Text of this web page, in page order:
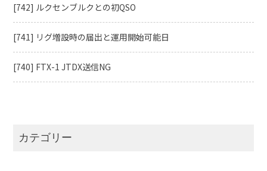
[742] ルクセンブルクとの初QSO
[741] リグ増設時の届出と運用開始可能日
[740] FTX-1 JTDX送信NG
カテゴリー